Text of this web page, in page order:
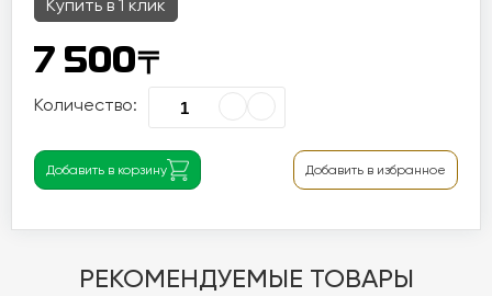
Купить в 1 клик
7 500〒
Количество:
Добавить в корзину Добавить в избранное
РЕКОМЕНДУЕМЫЕ ТОВАРЫ